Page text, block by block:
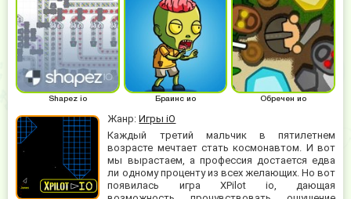
Жанр:Игры iO
Каждый третий мальчик в пятилетнем
возрасте мечтает стать космонавтом. И вот
мы вырастаем, а профессия достается едва
ли одному проценту из всех желающих. Но вот
появилась игра XPilot io, дающая
Shapez io Браинс ио Обречен ио